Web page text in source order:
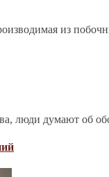
из
люди думают об